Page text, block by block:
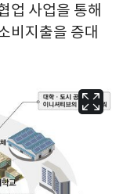
업 사업을 통해
비지출을 증대